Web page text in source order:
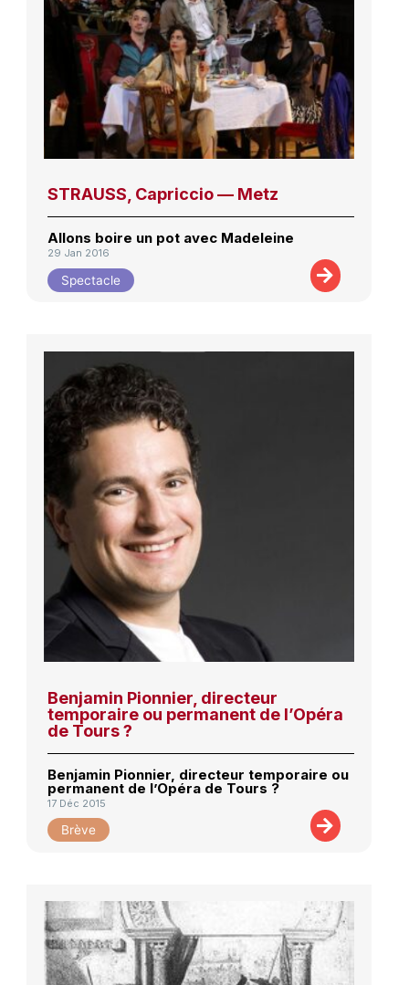
STRAUSS, Capriccio — Metz
Allons boire un pot avec Madeleine
29 Jan 2016
Spectacle
Benjamin Pionnier, directeur
temporaire ou permanent de l’Opéra
de Tours ?
Benjamin Pionnier, directeur temporaire ou
permanent de l’Opéra de Tours ?
17 Déc 2015
Brève